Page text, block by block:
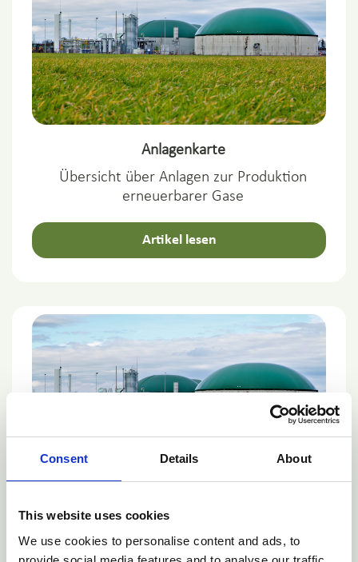
Consent Details About
This website uses cookies
We use cookies to personalise content and ads, to
Anlagenkarte
Übersicht über Anlagen zur Produktion
erneuerbarer Gase
Artikel lesen
erneuerbarer Gase